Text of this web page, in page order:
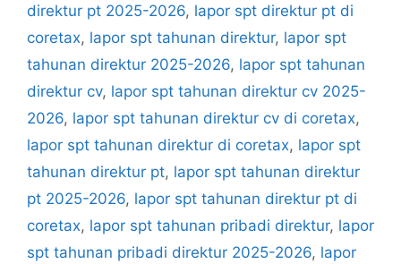
direktur pt 2025-2026, lapor spt direktur pt di
coretax, lapor spt tahunan direktur, lapor spt
tahunan direktur 2025-2026, lapor spt tahunan
direktur cv, lapor spt tahunan direktur cv 2025-
2026, lapor spt tahunan direktur cv di coretax,
lapor spt tahunan direktur di coretax, lapor spt
tahunan direktur pt, lapor spt tahunan direktur
pt 2025-2026, lapor spt tahunan direktur pt di
coretax, lapor spt tahunan pribadi direktur, lapor
spt tahunan pribadi direktur 2025-2026, lapor